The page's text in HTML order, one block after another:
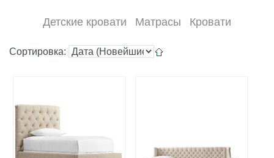
Детские кровати Матрасы Кровати
Сортировка: